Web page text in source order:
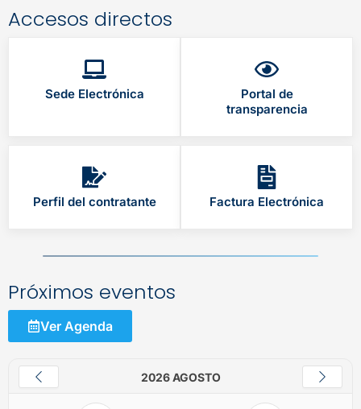
Accesos directos
Sede Electrónica
Portal de
transparencia
Perfil del contratante Factura Electrónica
Próximos eventos
Ver Agenda
2026 AGOSTO